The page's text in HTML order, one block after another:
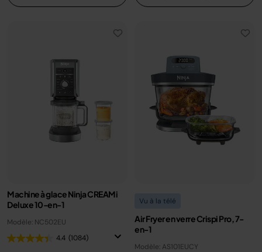
Machine à glace Ninja CREAMi
Deluxe 10-en-1
Modèle: NC502EU
4.4 (1084)
Vu à la télé
Air Fryer en verre Crispi Pro, 7-
en-1
Modèle: AS101EUCY